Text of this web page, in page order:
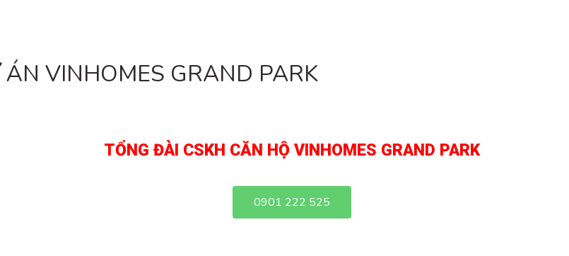
VINHOMES GRAND PARK
TỔNG ĐÀI CSKH CĂN HỘ VINHOMES GRAND PARK
0901 222 525